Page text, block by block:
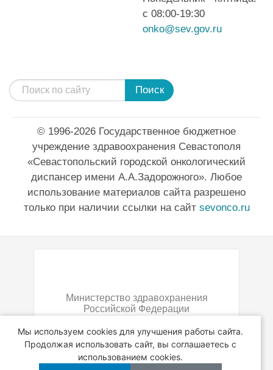
с 08:00-19:30
onko@sev.gov.ru
Поиск
© 1996-2026 Государственное бюджетное
учреждение здравоохранения Севастополя
«Севастопольский городской онкологический
диспансер имени А.А.Задорожного». Любое
использование материалов сайта разрешено
только при наличии ссылки на сайт sevonco.ru
Министерство здравохранения
Российской Федерации
Мы используем cookies для улучшения работы сайта.
Продолжая использовать сайт, вы соглашаетесь с
использованием cookies.